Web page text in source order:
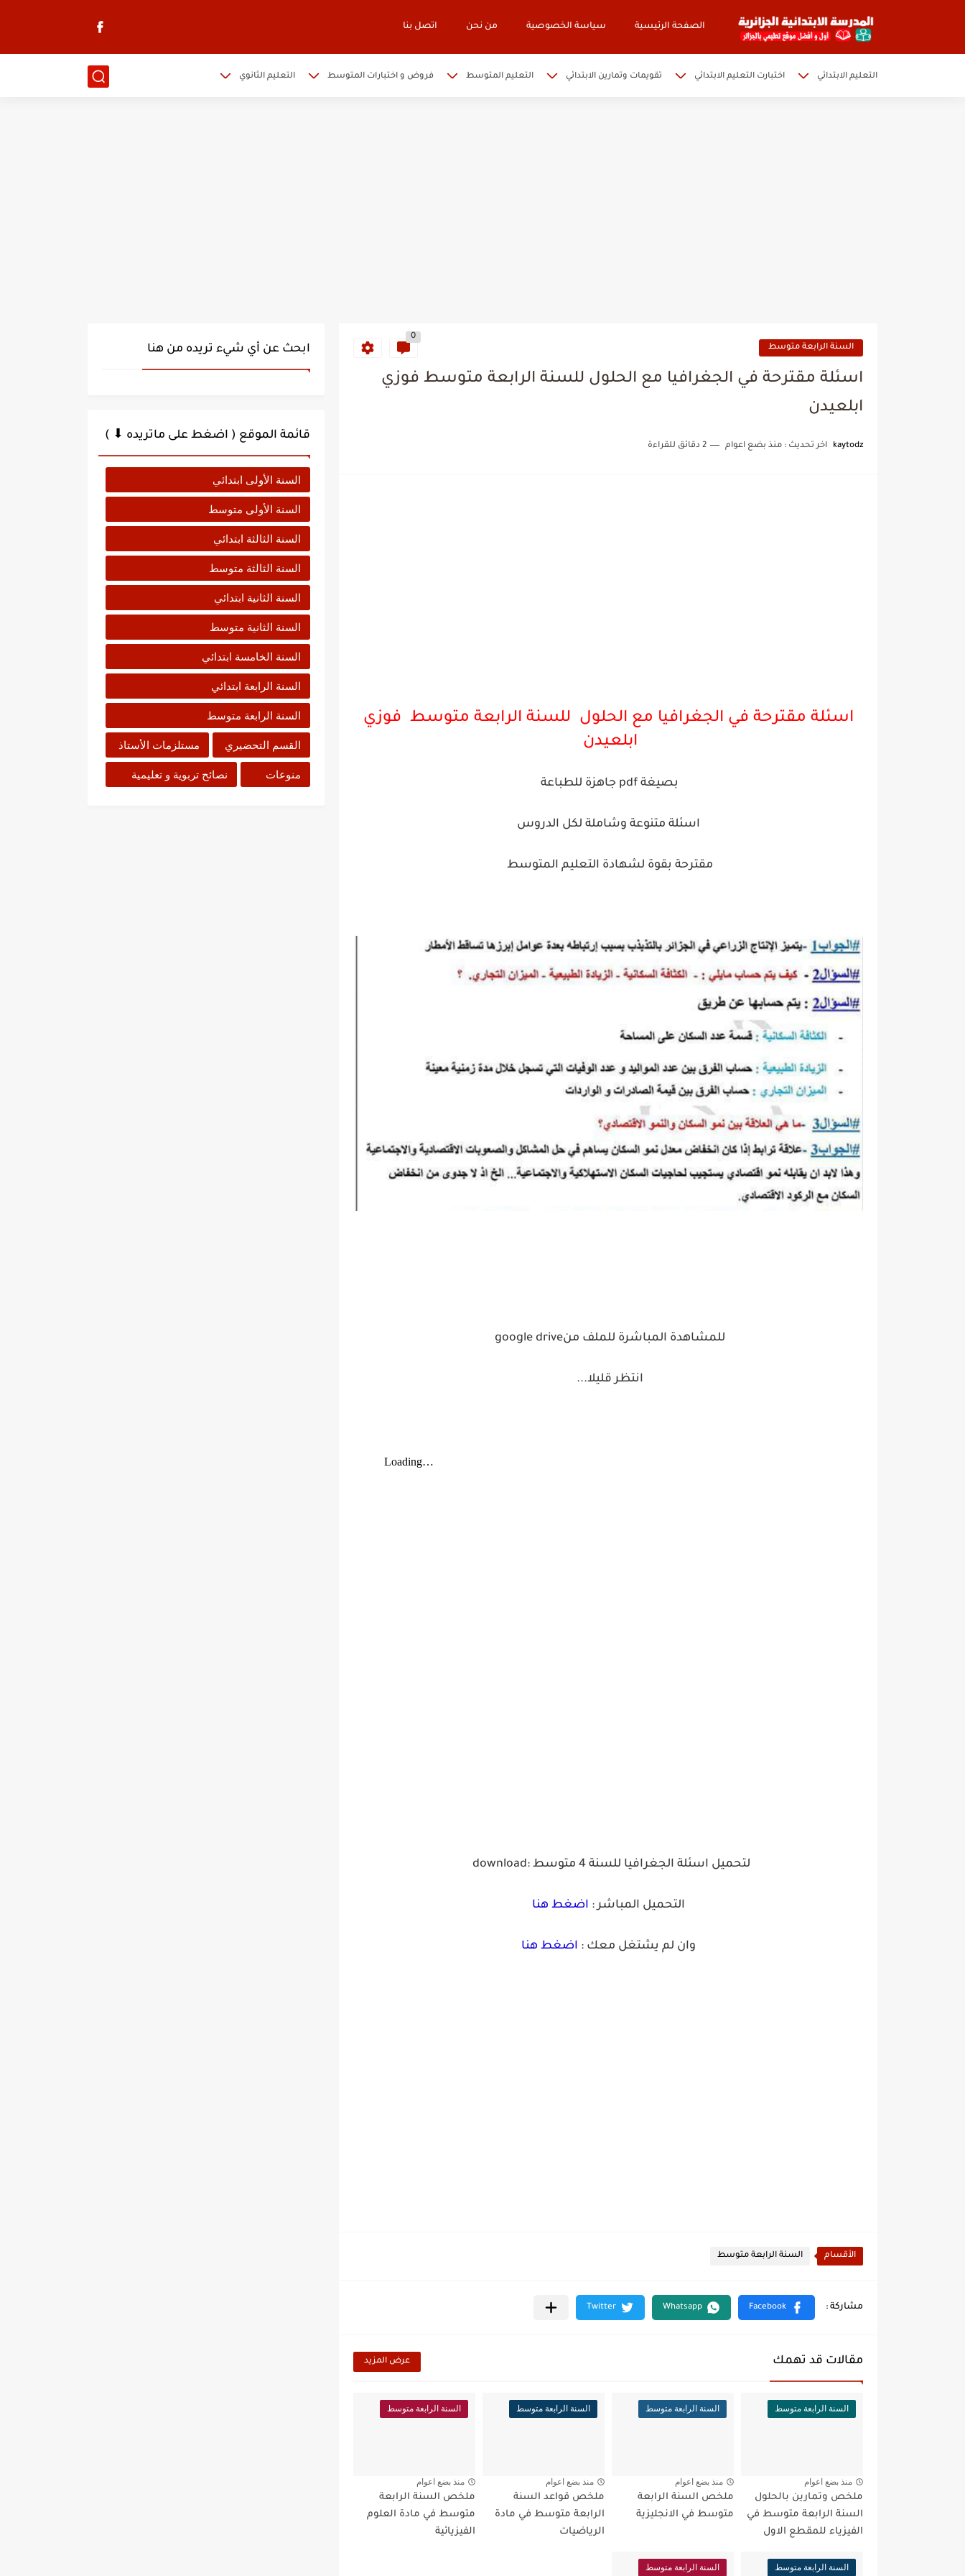
الصفحة الرئيسية سياسة الخصوصية من نحن اتصل بنا
التعليم الابتدائي اختبارت التعليم الابتدائي تقويمات وتمارين الابتدائي التعليم المتوسط فروض و اختبارات المتوسط التعليم الثانوي
السنة الرابعة متوسط
0
اسئلة مقترحة في الجغرافيا مع الحلول للسنة الرابعة متوسط فوزي
ابلعيدن
kaytodz اخر تحديث : منذ بضع اعوام 2 دقائق للقراءة
اسئلة مقترحة في الجغرافيا مع الحلول للسنة الرابعة متوسط فوزي
ابلعيدن
بصيغة pdf جاهزة للطباعة
اسئلة متنوعة وشاملة لكل الدروس
مقترحة بقوة لشهادة التعليم المتوسط
للمشاهدة المباشرة للملف منgoogle drive
انتظر قليلا...
لتحميل اسئلة الجغرافيا للسنة 4 متوسط download:
التحميل المباشر : اضغط هنا
وان لم يشتغل معك : اضغط هنا
الأقسام السنة الرابعة متوسط
مقالات قد تهمك عرض المزيد
السنة الرابعة متوسط
منذ بضع اعوام
ملخص وتمارين بالحلول
السنة الرابعة متوسط في
الفيزياء للمقطع الاول
السنة الرابعة متوسط
منذ بضع اعوام
ملخص السنة الرابعة
متوسط في الانجليزية
السنة الرابعة متوسط
منذ بضع اعوام
ملخص قواعد السنة
الرابعة متوسط في مادة
الرياضيات
السنة الرابعة متوسط
منذ بضع اعوام
ملخص السنة الرابعة
متوسط في مادة العلوم
الفيزيائية
السنة الرابعة متوسط السنة الرابعة متوسط
ابحث عن أي شيء تريده من هنا
قائمة الموقع ( اضغط على ماتريده ⬇ )
السنة الأولى ابتدائي
السنة الأولى متوسط
السنة الثالثة ابتدائي
السنة الثالثة متوسط
السنة الثانية ابتدائي
السنة الثانية متوسط
السنة الخامسة ابتدائي
السنة الرابعة ابتدائي
السنة الرابعة متوسط
القسم التحضيري مستلزمات الأستاذ
منوعات نصائح تربوية و تعليمية